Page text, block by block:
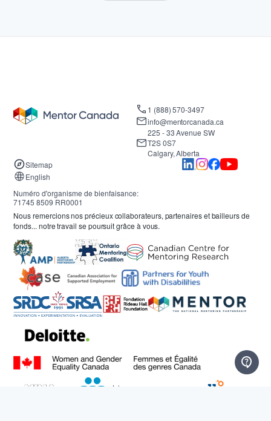
1 (888) 570-3497
info@mentorcanada.ca
225 - 33 Avenue SW
T2S 0S7
Calgary, Alberta
Sitemap
English
Numéro d'organisme de bienfaisance:
71745 8509 RR0001
Nous remercions nos précieux collaborateurs, partenaires et bailleurs de
fonds... notre travail se poursuit grâce à vous.